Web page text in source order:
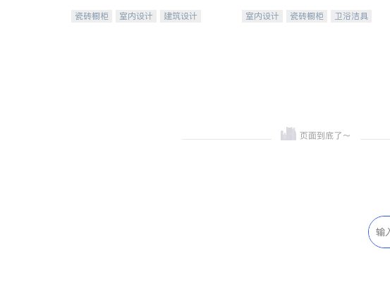
机。品质厨房，家的选择。
瓷砖橱柜 室内设计
建筑设计
室内设计 瓷砖橱柜
卫浴洁具